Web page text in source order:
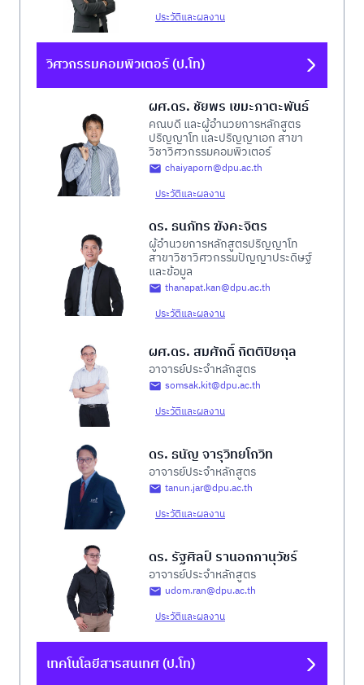
ประวัติและผลงาน
วิศวกรรมคอมพิวเตอร์ (ป.โท)
ผศ.ดร. ชัยพร เขมะภาตะพันธ์
คณบดี และผู้อำนวยการหลักสูตร
ปริญญาโท และปริญญาเอก สาขา
วิชาวิศวกรรมคอมพิวเตอร์
chaiyaporn@dpu.ac.th
ประวัติและผลงาน
ดร. ธนภัทร ฆังคะจิตร
ผู้อำนวยการหลักสูตรปริญญาโท
สาขาวิชาวิศวกรรมปัญญาประดิษฐ์
และข้อมูล
thanapat.kan@dpu.ac.th
ประวัติและผลงาน
ผศ.ดร. สมศักดิ์ กิตติปิยกุล
อาจารย์ประจำหลักสูตร
somsak.kit@dpu.ac.th
ประวัติและผลงาน
ดร. ธนัญ จารุวิทยโกวิท
อาจารย์ประจำหลักสูตร
tanun.jar@dpu.ac.th
ประวัติและผลงาน
ดร. รัฐศิลป์ รานอกภานุวัชร์
อาจารย์ประจำหลักสูตร
udom.ran@dpu.ac.th
ประวัติและผลงาน
เทคโนโลยีสารสนเทศ (ป.โท)